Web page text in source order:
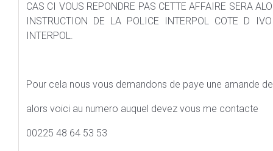
CAS CI VOUS REPONDRE PAS CETTE AFFAIRE SERA
INSTRUCTION DE LA POLICE INTERPOL COTE D
INTERPOL.
Pour cela nous vous demandons de paye une amande
alors voici au numero auquel devez vous me contacte
00225 48 64 53 53